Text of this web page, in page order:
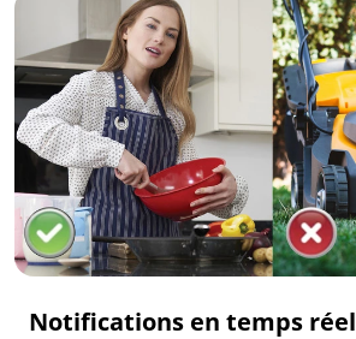
Notifications en temps réel